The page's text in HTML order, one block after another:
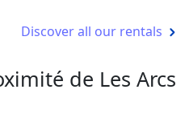
Discover all our rentals
de Les Arcs